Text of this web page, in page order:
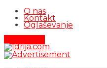
O nas
Kontakt
Oglaševanje